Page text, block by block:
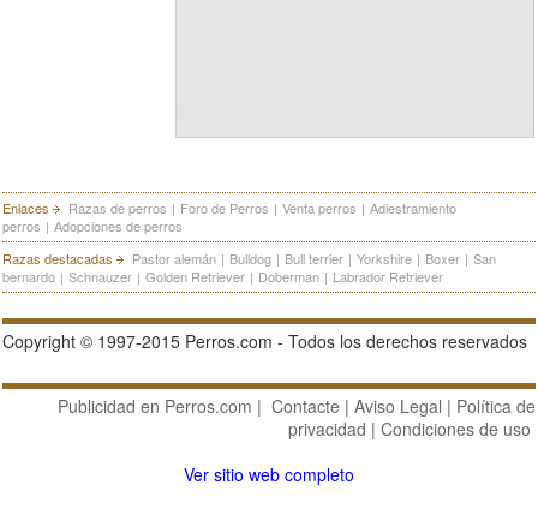
Enlaces Razas de perros | Foro de Perros | Venta perros | Adiestramiento
perros | Adopciones de perros
Razas destacadas
Pastor alemán | Bulldog | Bull terrier | Yorkshire | Boxer | San
bernardo | Schnauzer | Golden Retriever | Doberman | Labrador Retriever
Copyright © 1997-2015 Perros.com - Todos los derechos reservados
Publicidad en Perros.com | Contacte | Aviso Legal | Política de
privacidad | Condiciones de uso
Ver sitio web completo